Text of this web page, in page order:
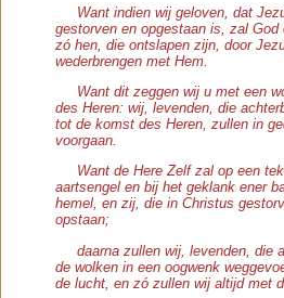
Want indien wij geloven, dat
gestorven en opgestaan is, zal God
zó hen, die ontslapen zijn, door
wederbrengen met Hem.
Want dit zeggen wij u met een
des Heren: wij, levenden, die
tot de komst des Heren, zullen in
voorgaan.
Want de Here Zelf zal op een
aartsengel en bij het geklank ener
hemel, en zij, die in Christus
opstaan;
daarna zullen wij, levenden, die
de wolken in een oogwenk
de lucht, en zó zullen wij altijd met